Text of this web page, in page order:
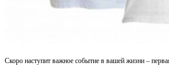
Скоро наступит важное событие в вашей жизни –